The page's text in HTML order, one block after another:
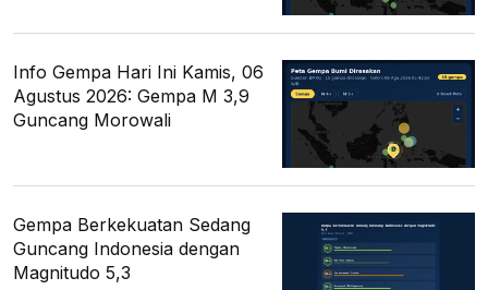
Info Gempa Hari Ini Kamis, 06
Agustus 2026: Gempa M 3,9
Guncang Morowali
Gempa Berkekuatan Sedang
Guncang Indonesia dengan
Magnitudo 5,3